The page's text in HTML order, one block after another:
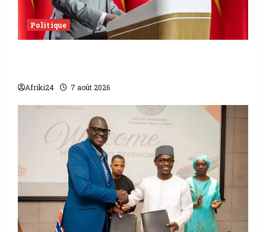
Politique
Afriki24 7 août 2026